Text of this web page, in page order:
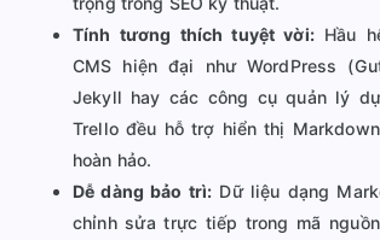
Tính tương thích tuyệt vời:Hầu
CMS hiện đại như WordPress
Jekyll hay các công cụ quản lý
Trello đều hỗ trợ hiển thị
hoàn hảo.
Dễ dàng bảo trì: Dữ liệu dạng
chỉnh sửa trực tiếp trong mã